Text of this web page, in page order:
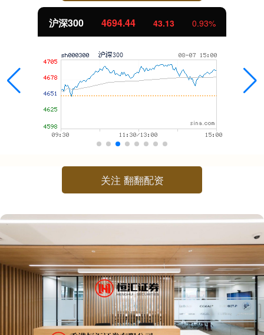
沪深300 4694.44 43.13 0.93%
关注 翻翻配资